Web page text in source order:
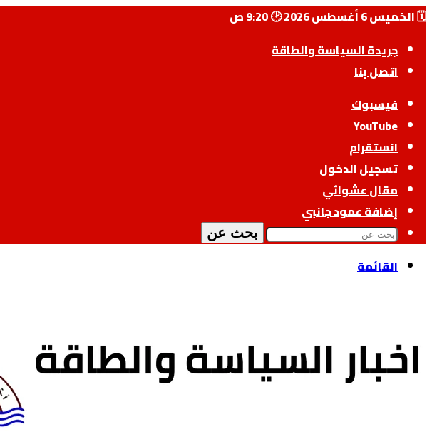
🗓️ الخميس 6 أغسطس 2026 🕑 9:20 ص
جريدة السياسة والطاقة
اتصل بنا
فيسبوك
‫YouTube
انستقرام
تسجيل الدخول
مقال عشوائي
إضافة عمود جانبي
بحث عن
القائمة